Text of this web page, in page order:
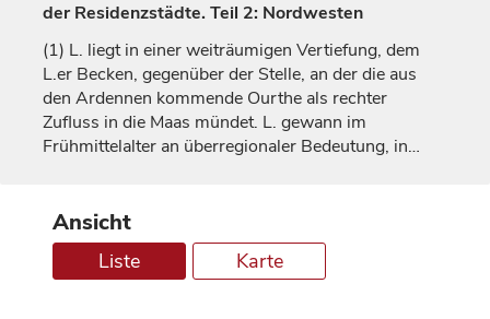
der Residenzstädte. Teil 2: Nordwesten
(1) L. liegt in einer weiträumigen Vertiefung, dem
L.er Becken, gegenüber der Stelle, an der die aus
den Ardennen kommende Ourthe als rechter
Zufluss in die Maas mündet. L. gewann im
Frühmittelalter an überregionaler Bedeutung, in…
Ansicht
Liste Karte